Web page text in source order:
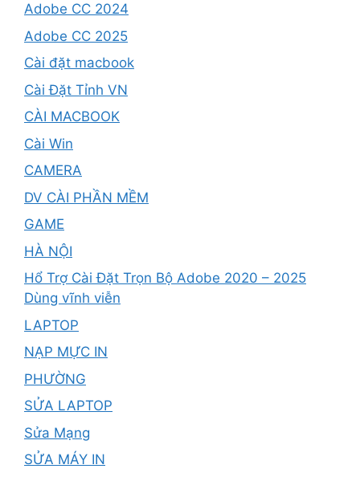
Adobe CC 2024
Adobe CC 2025
Cài đặt macbook
Cài Đặt Tỉnh VN
CÀI MACBOOK
Cài Win
CAMERA
DV CÀI PHẦN MỀM
GAME
HÀ NỘI
Hổ Trợ Cài Đặt Trọn Bộ Adobe 2020 – 2025
Dùng vĩnh viễn
LAPTOP
NẠP MỰC IN
PHƯỜNG
SỬA LAPTOP
Sửa Mạng
SỬA MÁY IN